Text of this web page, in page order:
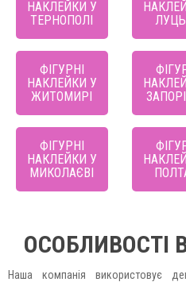
НАКЛЕЙКИ У
ТЕРНОПОЛІ
ФІГУРНІ
НАКЛЕЙКИ У
ЖИТОМИРІ
ФІГУРНІ
НАКЛЕЙКИ У
МИКОЛАЄВІ
ОСОБЛИВОСТІ
Наша компанія використовує